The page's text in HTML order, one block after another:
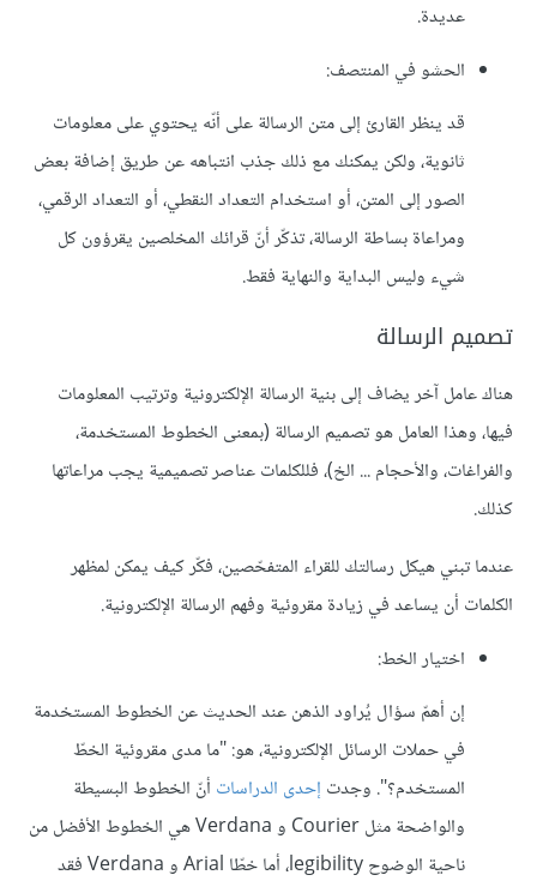
عديدة.
الحشو في المنتصف:
قد ينظر القارئ إلى متن الرسالة على أنّه يحتوي على معلومات
ثانوية، ولكن يمكنك مع ذلك جذب انتباهه عن طريق إضافة بعض
الصور إلى المتن، أو استخدام التعداد النقطي، أو التعداد الرقمي،
ومراعاة بساطة الرسالة، تذكّر أنّ قرائك المخلصين يقرؤون كل
شيء وليس البداية والنهاية فقط.
تصميم الرسالة
هناك عامل آخر يضاف إلى بنية الرسالة الإلكترونية وترتيب المعلومات
فيها، وهذا العامل هو تصميم الرسالة (بمعنى الخطوط المستخدمة،
والفراغات، والأحجام ... الخ)، فللكلمات عناصر تصميمية يجب مراعاتها
كذلك.
عندما تبني هيكل رسالتك للقراء المتفحّصين، فكّر كيف يمكن لمظهر
الكلمات أن يساعد في زيادة مقروئية وفهم الرسالة الإلكترونية.
اختيار الخط:
إن أهمّ سؤال يُراود الذهن عند الحديث عن الخطوط المستخدمة
في حملات الرسائل الإلكترونية، هو: "ما مدى مقروئية الخطّ
المستخدم؟". وجدت إحدى الدراسات أنّ الخطوط البسيطة
والواضحة مثل Courier و Verdana هي الخطوط الأفضل من
ناحية الوضوح legibility، أما خطّا Arial و Verdana فقد